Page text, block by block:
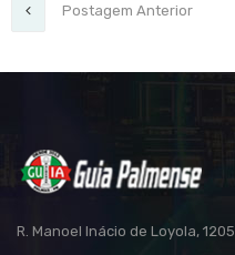
Postagem Anterior
R. Manoel Inácio de Loyola, 1205